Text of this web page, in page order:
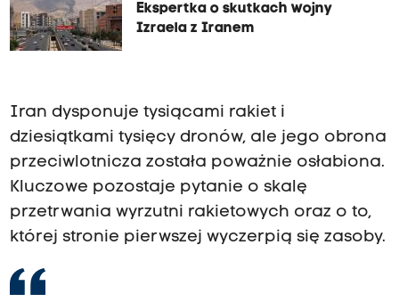
Ekspertka o skutkach wojny
Izraela z Iranem
Iran dysponuje tysiącami rakiet i
dziesiątkami tysięcy dronów, ale jego obrona
przeciwlotnicza została poważnie osłabiona.
Kluczowe pozostaje pytanie o skalę
przetrwania wyrzutni rakietowych oraz o to,
której stronie pierwszej wyczerpią się zasoby.